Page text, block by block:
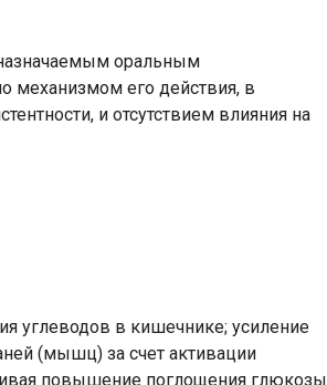
оральным
механизмом его действия, в
и отсутствием влияния на
углеводов в кишечнике; усиление
(мышц) за счет активации
повышение поглощения глюкозы